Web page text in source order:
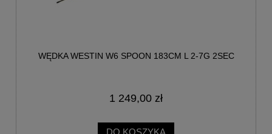
WĘDKA WESTIN W6 SPOON 183CM L 2-7G 2SEC
1 249,00 zł
DO KOSZYKA